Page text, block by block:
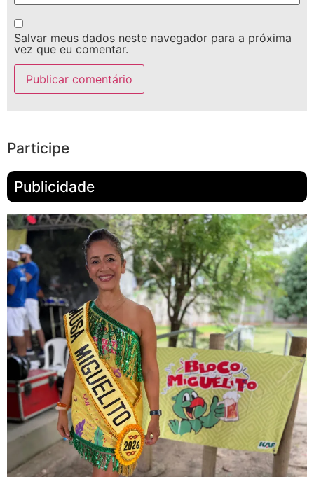
Salvar meus dados neste navegador para a próxima
vez que eu comentar.
Participe
Publicidade